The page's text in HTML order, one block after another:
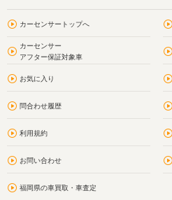
カーセンサートップへ
カーセンサー
アフター保証対象車
お気に入り
問合わせ履歴
利用規約
お問い合わせ
福岡県の車買取・車査定